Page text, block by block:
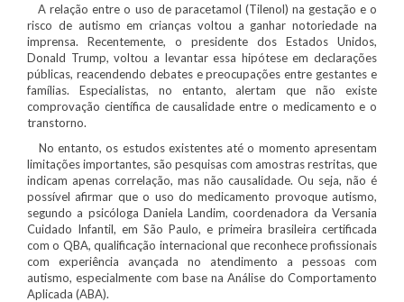
A relação entre o uso de paracetamol (Tilenol) na gestação e o
risco de autismo em crianças voltou a ganhar notoriedade na
imprensa. Recentemente, o presidente dos Estados Unidos,
Donald Trump, voltou a levantar essa hipótese em declarações
públicas, reacendendo debates e preocupações entre gestantes e
famílias. Especialistas, no entanto, alertam que não existe
comprovação científica de causalidade entre o medicamento e o
transtorno.
No entanto, os estudos existentes até o momento apresentam
limitações importantes, são pesquisas com amostras restritas, que
indicam apenas correlação, mas não causalidade. Ou seja, não é
possível afirmar que o uso do medicamento provoque autismo,
segundo a psicóloga Daniela Landim, coordenadora da Versania
Cuidado Infantil, em São Paulo, e primeira brasileira certificada
com o QBA, qualificação internacional que reconhece profissionais
com experiência avançada no atendimento a pessoas com
autismo, especialmente com base na Análise do Comportamento
Aplicada (ABA).